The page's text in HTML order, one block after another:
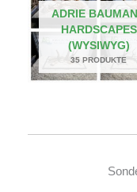
ADRIE
HARDSCAPES
(WYSIWYG)
35 PRODUKTE